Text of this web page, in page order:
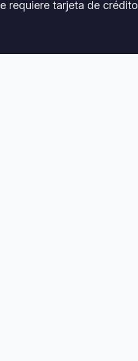
requiere tarjeta de crédito